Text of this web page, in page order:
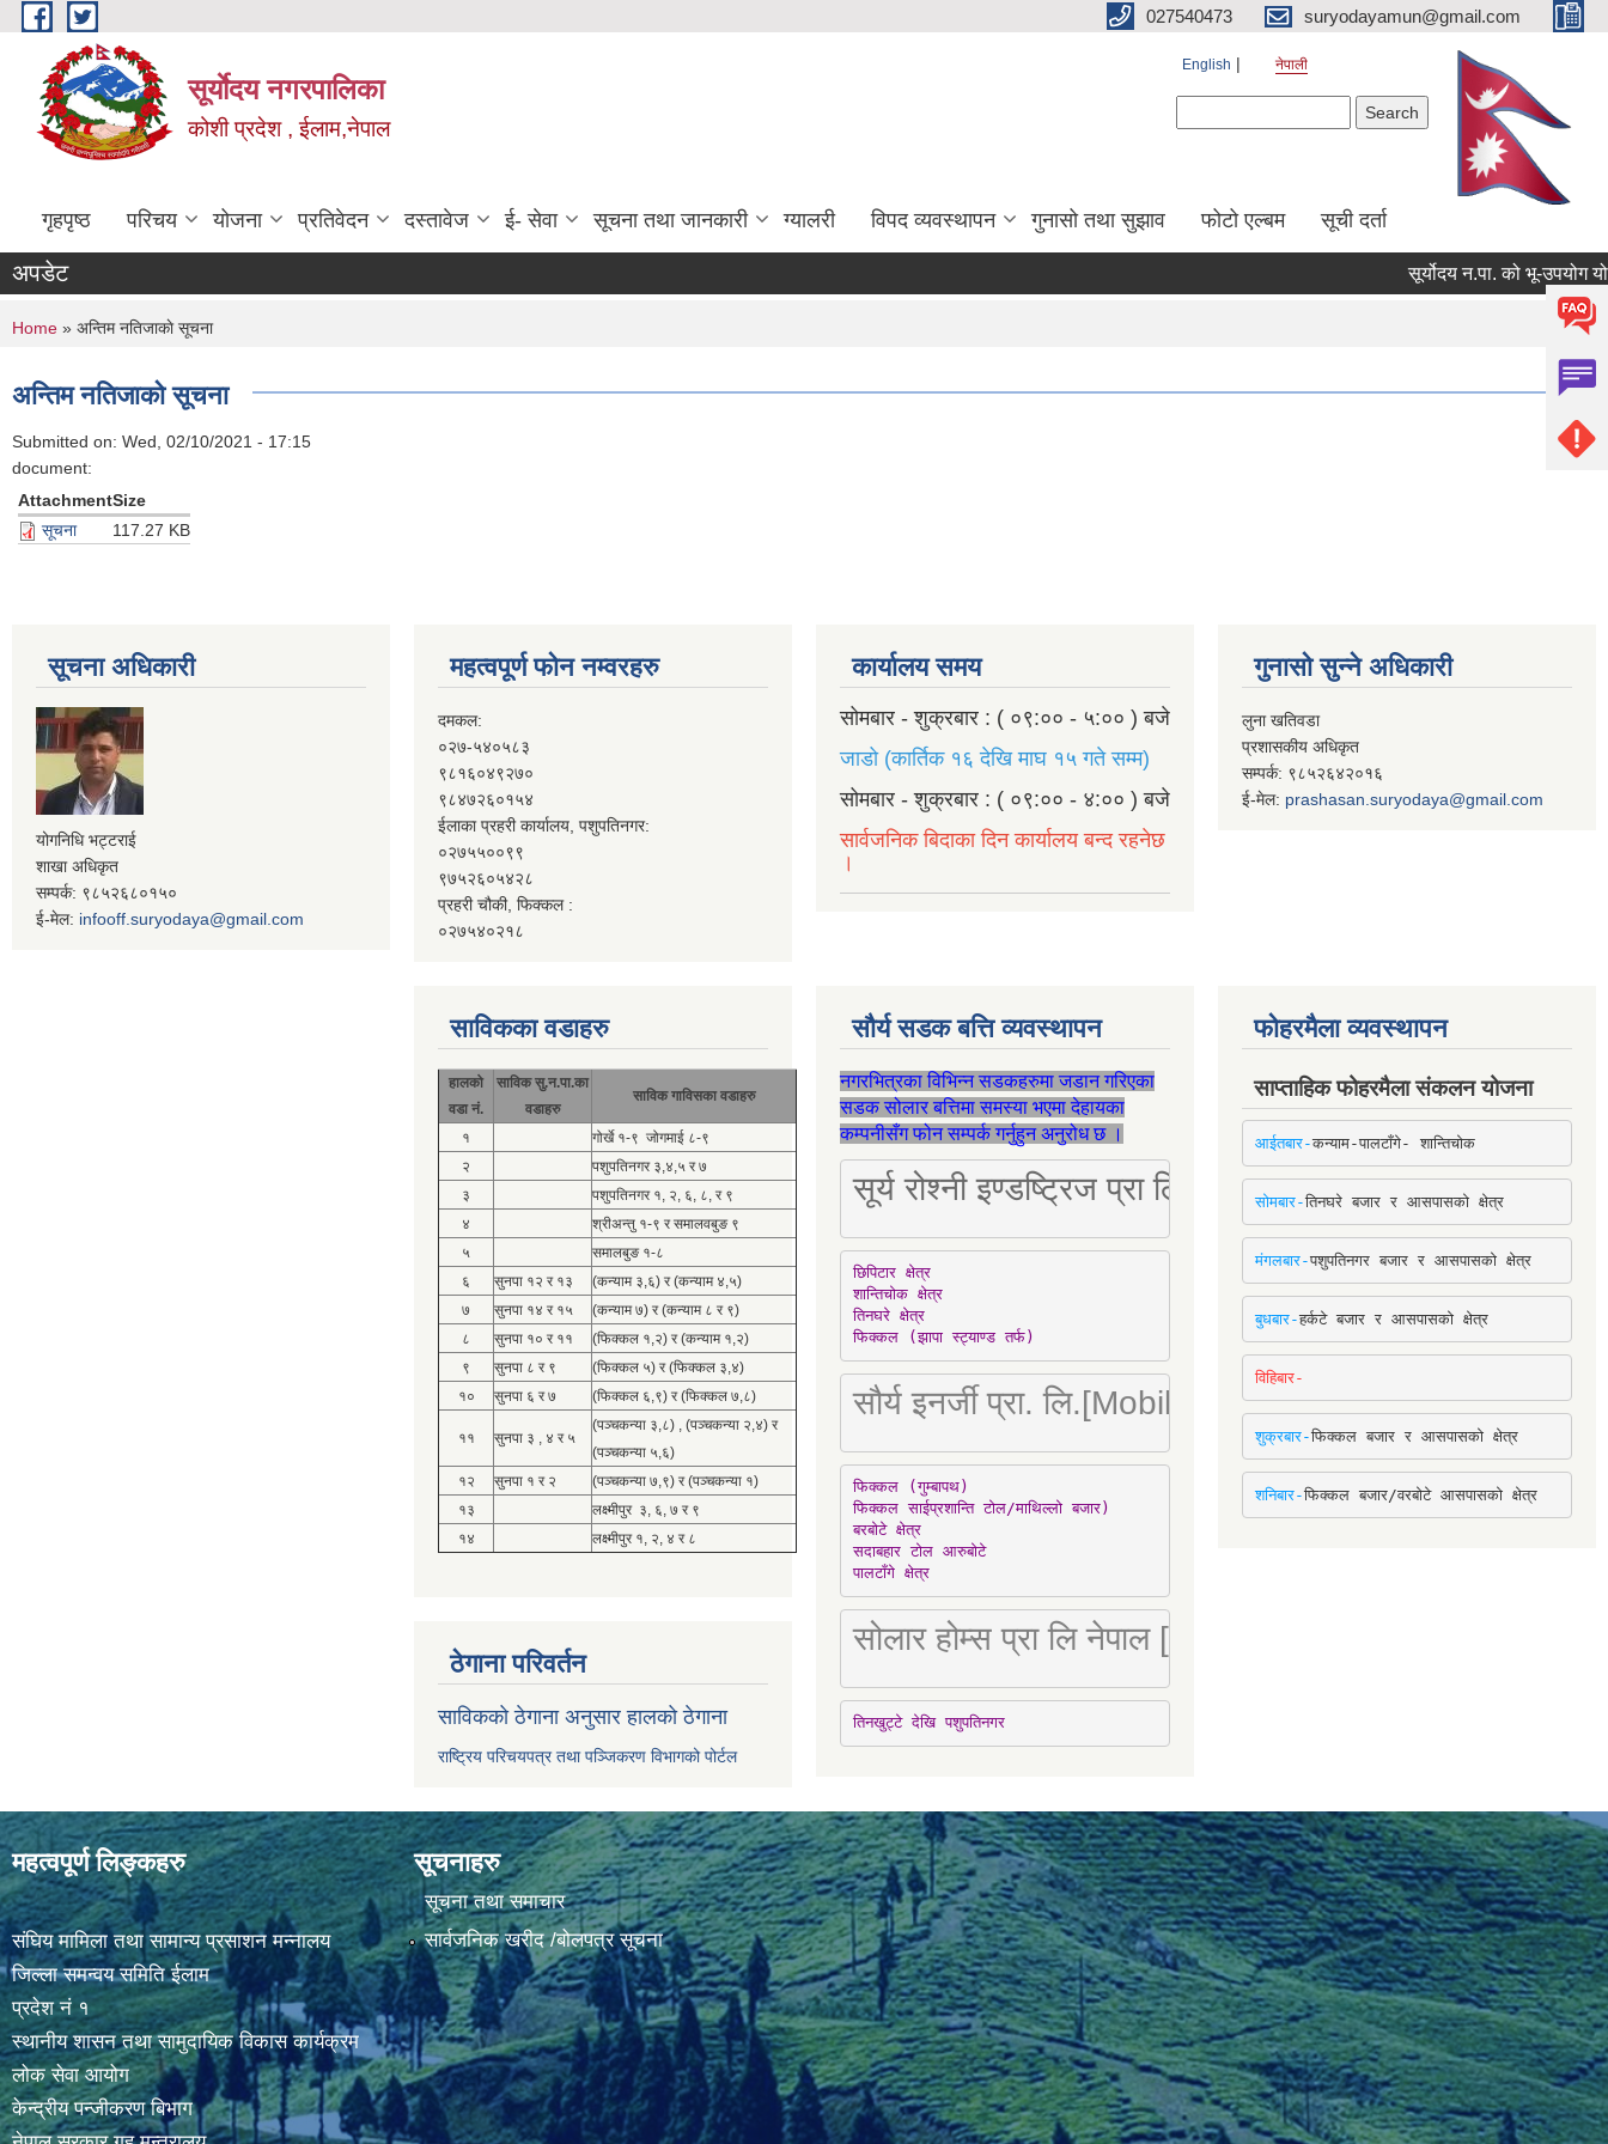
Skip to main content 027540473 suryodayamun@gmail.com
सूर्याेदय नगरपालिका
कोशी प्रदेश , ईलाम,नेपाल
English नेपाली
गृहपृष्ठ परिचय योजना प्रतिवेदन दस्तावेज ई- सेवा सूचना तथा जानकारी ग्यालरी विपद व्यवस्थापन गुनासो तथा सुझाव फोटो एल्बम सूची दर्ता
अपडेट सूर्योदय न.पा. को भू-उपयोग योजना
You are here
Home » अन्तिम नतिजाकाे सूचना
अन्तिम नतिजाकाे सूचना
Submitted on: Wed, 02/10/2021 - 17:15
document:
AttachmentSize
सूचना
117.27 KB
सूचना अधिकारी
योगनिधि भट्टराई
शाखा अधिकृत
सम्पर्क: ९८५२६८०१५०
ई-मेल: infooff.suryodaya@gmail.com
महत्वपूर्ण फोन नम्वरहरु
दमकल:
०२७-५४०५८३
९८१६०४९२७०
९८४७२६०१५४
ईलाका प्रहरी कार्यालय, पशुपतिनगर:
०२७५५००९९
९७५२६०५४२८
प्रहरी चौकी, फिक्कल :
०२७५४०२१८
कार्यालय समय
सोमबार - शुक्रबार : ( ०९:०० - ५:०० ) बजे
जाडो (कार्तिक १६ देखि माघ १५ गते सम्म)
सोमबार - शुक्रबार : ( ०९:०० - ४:०० ) बजे
सार्वजनिक बिदाका दिन कार्यालय बन्द रहनेछ
।
गुनासो सुन्ने अधिकारी
लुना खतिवडा
प्रशासकीय अधिकृत
सम्पर्क: ९८५२६४२०१६
ई-मेल: prashasan.suryodaya@gmail.com
साविकका वडाहरु
हालको
वडा नं.
साविक सु.न.पा.का
वडाहरु
साविक गाविसका वडाहरु
१
गोर्खे १-९ जोगमाई ८-९
२
पशुपतिनगर ३,४,५ र ७
३
पशुपतिनगर १, २, ६, ८, र ९
४
श्रीअन्तु १-९ र समालवबुङ ९
५
समालबुङ १-८
६
सुनपा १२ र १३
(कन्याम ३,६) र (कन्याम ४,५)
७
सुनपा १४ र १५
(कन्याम ७) र (कन्याम ८ र ९)
८
सुनपा १० र ११
(फिक्कल १,२) र (कन्याम १,२)
९
सुनपा ८ र ९
(फिक्कल ५) र (फिक्कल ३,४)
१०
सुनपा ६ र ७ (फिक्कल ६,९) र (फिक्कल ७,८)
११ सुनपा ३ , ४ र ५
(पञ्चकन्या ३,८) , (पञ्चकन्या २,४) र
(पञ्चकन्या ५,६)
१२
सुनपा १ र २
(पञ्चकन्या ७,९) र (पञ्चकन्या १)
१३
लक्ष्मीपुर ३, ६, ७ र ९
१४
लक्ष्मीपुर १, २, ४ र ८
ठेगाना परिवर्तन
साविकको ठेगाना अनुसार हालको ठेगाना
राष्ट्रिय परिचयपत्र तथा पञ्जिकरण विभागको पोर्टल
सौर्य सडक बत्ति व्यवस्थापन
नगरभित्रका विभिन्न सडकहरुमा जडान गरिएका
सडक सोलार बत्तिमा समस्या भएमा देहायका
कम्पनीसँग फोन सम्पर्क गर्नुहुन अनुरोध छ ।
सूर्य रोश्नी इण्डष्ट्रिज प्रा लि [Mobile: 9851034034]
छिपिटार क्षेत्र
शान्तिचोक क्षेत्र
तिनघरे क्षेत्र
फिक्कल (झापा स्ट्याण्ड तर्फ)
सौर्य इनर्जी प्रा. लि.[Mobile : 9842780266]
फिक्कल (गुम्बापथ)
फिक्कल साईप्रशान्ति टोल/माथिल्लो बजार)
बरबोटे क्षेत्र
सदाबहार टोल आरुबोटे
पालटाँगे क्षेत्र
सोलार होम्स प्रा लि नेपाल [Mobile : 9851066274]
तिनखुट्टे देखि पशुपतिनगर
फोहरमैला व्यवस्थापन
साप्ताहिक फोहरमैला संकलन योजना
आईतबार-कन्याम-पालटाँगे- शान्तिचोक
सोमबार-तिनघरे बजार र आसपासको क्षेत्र
मंगलबार-पशुपतिनगर बजार र आसपासको क्षेत्र
बुधबार-हर्कटे बजार र आसपासको क्षेत्र
विहिबार-
शुक्रबार-फिक्कल बजार र आसपासको क्षेत्र
शनिबार-फिक्कल बजार/वरबोटे आसपासको क्षेत्र
महत्वपूर्ण लिङ्कहरु
संघिय मामिला तथा सामान्य प्रसाशन मन्नालय
जिल्ला समन्वय समिति ईलाम
प्रदेश नं १
स्थानीय शासन तथा सामुदायिक विकास कार्यक्रम
लोक सेवा आयोग
केन्द्रीय पन्जीकरण बिभाग
सूचनाहरु
सूचना तथा समाचार
सार्वजनिक खरीद /बोलपत्र सूचना